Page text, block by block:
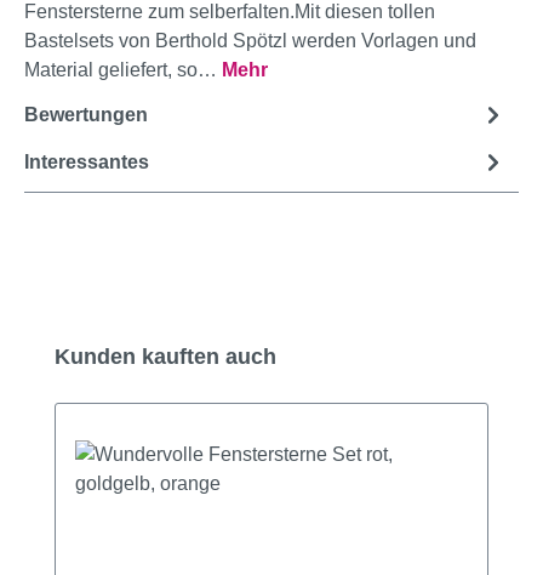
Fenstersterne zum selberfalten.Mit diesen tollen
Bastelsets von Berthold Spötzl werden Vorlagen und
Material geliefert, so… Mehr
Bewertungen
Interessantes
Produktgalerie überspringen
Kunden kauften auch